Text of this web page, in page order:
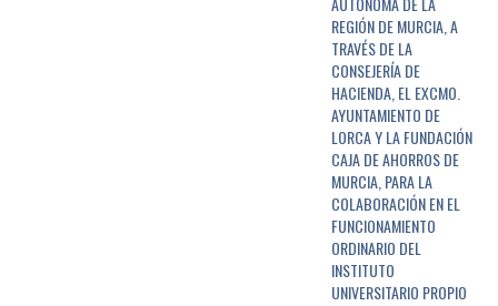
REGIÓN DE MURCIA, A
TRAVÉS DE LA
CONSEJERÍA DE
HACIENDA, EL EXCMO.
AYUNTAMIENTO DE
LORCA Y LA FUNDACIÓN
CAJA DE AHORROS DE
MURCIA, PARA LA
COLABORACIÓN EN EL
FUNCIONAMIENTO
ORDINARIO DEL
INSTITUTO
UNIVERSITARIO PROPIO